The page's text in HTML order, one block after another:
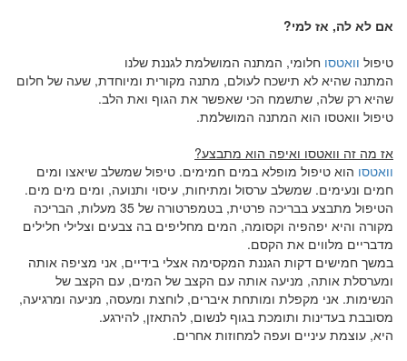
אם לא לה, אז למי?
טיפול וואטסו חלומי, המתנה המושלמת לגננת שלנו
המתנה שהיא לא תישכח לעולם, מתנה מקורית ומיוחדת, שעה של חלום
שהיא רק שלה, שתשמח הכי שאפשר את הגוף ואת הלב.
טיפול וואטסו הוא המתנה המושלמת.
אז מה זה וואטסו ואיפה הוא מתבצע?
וואטסו הוא טיפול מופלא במים חמימים. טיפול שמשלב שיאצו ומים
חמים ונעימים. שמשלב ערסול ומתיחות, עיסוי ותנועה, ומים מים מים.
הטיפול מתבצע בבריכה פרטית, בטמפרטורה של 35 מעלות, הבריכה
מקורה והיא יפהפיה וקסומה, המים מחליפים בה צבעים וצלילי חלילים
מדבריים מלווים את הקסם.
במשך חמישים דקות הגננת המקסימה אצלי בידיים, אני מציפה אותה
ומערסלת אותה, מניעה אותה עם הקצב של המים, עם הקצב של
הנשימות. אני מקפלת ומותחת איברים, לוחצת ומעסה, מניעה ומרגיעה,
מסובבת בעדינות ותומכת בגוף לנשום, להתאזן, להירגע.
היא, עוצמת עיניים ועפה למחוזות אחרים.